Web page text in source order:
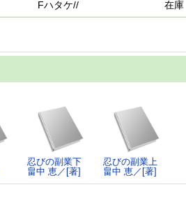
Fハタケ// 在庫
忍びの副業下
畠中 恵／[著]
忍びの副業上
畠中 恵／[著]